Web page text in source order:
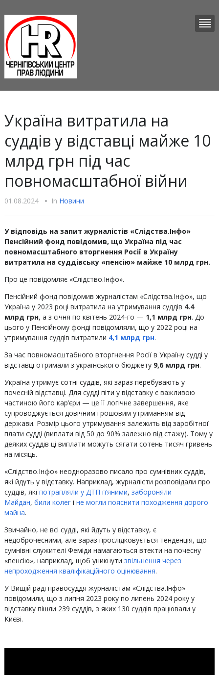
Україна витратила на
суддів у відставці майже 10
млрд грн під час
повномасштабної війни
01.08.2024 • In Новини
У відповідь на запит журналістів «Слідства.Інфо»
Пенсійний фонд повідомив, що Україна під час
повномасштабного вторгнення Росії в Україну
витратила на суддівську «пенсію» майже 10 млрд грн.
Про це повідомляє «Слідство.Інфо».
Пенсійний фонд повідомив журналістам «Слідства.Інфо», що
Україна у 2023 році витратила на утримування суддів 4.4
млрд грн, а з січня по квітень 2024-го — 1,1 млрд грн. До
цього у Пенсійному фонді повідомляли, що у 2022 році на
утримування суддів витратили 4,1 млрд грн.
За час повномасштабного вторгнення Росії в Україну судді у
відставці отримали з українського бюджету 9,6 млрд грн.
Україна утримує сотні суддів, які зараз перебувають у
почесній відставці. Для судді піти у відставку є важливою
частиною його кар’єри — це її логічне завершення, яке
супроводжується довічним грошовим утриманням від
держави. Розмір цього утримування залежить від заробітної
плати судді (виплати від 50 до 90% залежно від стажу). Тому у
деяких суддів ці виплати можуть сягати сотень тисяч гривень
на місяць.
«Слідство.Інфо» неодноразово писало про сумнівних суддів,
які йдуть у відставку. Наприклад, журналісти розповідали про
суддів, які потрапляли у ДТП п’яними, забороняли
Майдан, били колегі не могли пояснити походження дорого
майна.
Звичайно, не всі судді, які йдуть у відставку, є
недоброчесними, але зараз прослідковується тенденція, що
сумнівні служителі Феміди намагаються втекти на почесну
«пенсію», наприклад, щоб уникнути звільнення через
непроходження кваліфікаційного оцінювання.
У Вищій раді правосуддя журналістам «Слідства.Інфо»
повідомили, що з липня 2023 року по липень 2024 року у
відставку пішли 239 суддів, з яких 130 суддів працювали у
Києві.